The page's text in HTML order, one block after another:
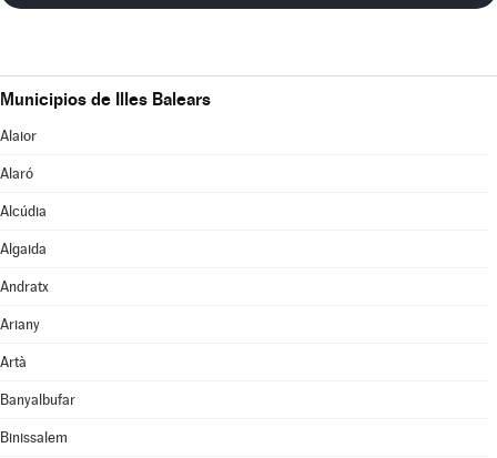
Municipios de Illes Balears
Alaior
Alaró
Alcúdia
Algaida
Andratx
Ariany
Artà
Banyalbufar
Binissalem